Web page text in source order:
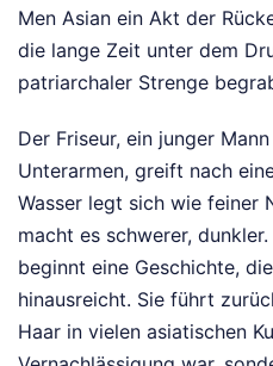
Men Asian ein Akt der
die lange Zeit unter dem
patriarchaler Strenge
Der Friseur, ein junger
Unterarmen, greift nach
Wasser legt sich wie feiner
macht es schwerer,
beginnt eine Geschichte,
hinausreicht. Sie führt
Haar in vielen asiatischen